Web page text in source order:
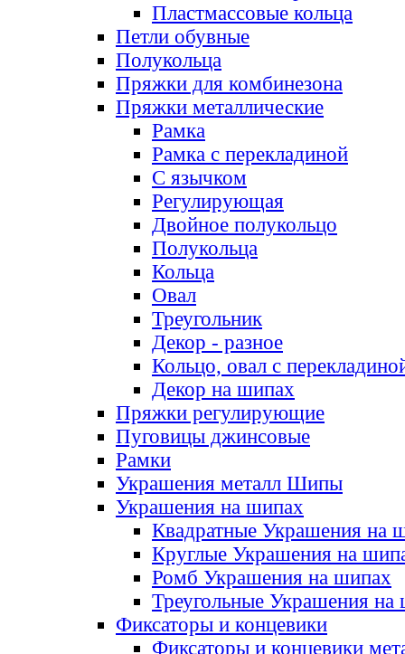
Пластмассовые кольца
Петли обувные
Полукольца
Пряжки для комбинезона
Пряжки металлические
Рамка
Рамка с перекладиной
С язычком
Регулирующая
Двойное полукольцо
Полукольца
Кольца
Овал
Треугольник
Декор - разное
Кольцо, овал с
Декор на шипах
Пряжки регулирующие
Пуговицы джинсовые
Рамки
Украшения металл Шипы
Украшения на шипах
Квадратные Украшения на
Круглые Украшения на
Ромб Украшения на шипах
Треугольные Украшения на
Фиксаторы и концевики
Фиксаторы и концевики